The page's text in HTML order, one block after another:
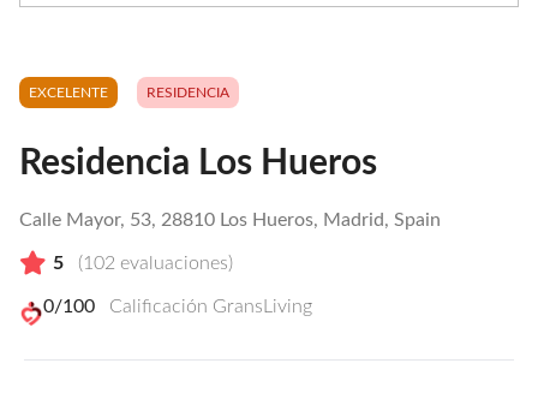
EXCELENTE RESIDENCIA
Residencia Los Hueros
Calle Mayor, 53, 28810 Los Hueros, Madrid, Spain
5 (102 evaluaciones)
0/100 Calificación GransLiving